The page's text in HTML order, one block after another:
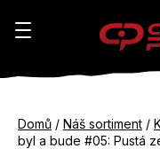
Domů / Náš sortiment /
byl a bude #05: Pustá
K
do
do